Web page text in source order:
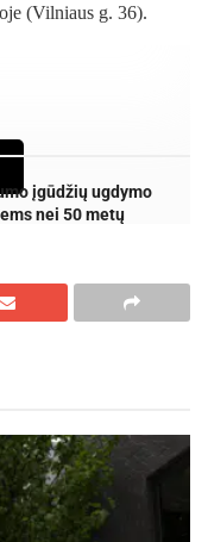
(Vilniaus g. 36).
įgūdžių ugdymo
nei 50 metų
„Smurtinio elgesio
Jurgio
2024 metais.
rečiau koncertų salėse